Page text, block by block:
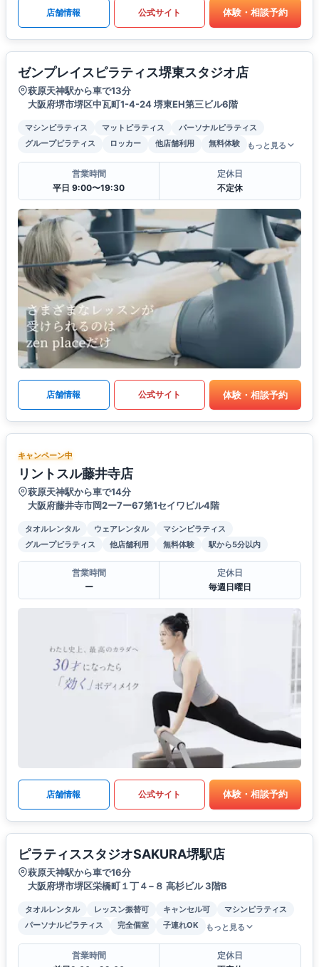
店舗情報 公式サイト 体験・相談予約
ゼンプレイスピラティス堺東スタジオ店
萩原天神駅から車で13分
大阪府堺市堺区中瓦町1-4-24 堺東EH第三ビル6階
マシンピラティス マットピラティス
パーソナルピラティス
グループピラティス
ロッカー 他店舗利用 無料体験 もっと見る
営業時間
平日 9:00〜19:30
定休日
不定休
店舗情報 公式サイト 体験・相談予約
キャンペーン中
リントスル藤井寺店
萩原天神駅から車で14分
大阪府藤井寺市岡2ー7ー67第1セイワビル4階
タオルレンタル ウェアレンタル
マシンピラティス
グループピラティス
他店舗利用 無料体験 駅から5分以内
営業時間
ー
定休日
毎週日曜日
店舗情報 公式サイト 体験・相談予約
ピラティススタジオSAKURA堺駅店
萩原天神駅から車で16分
大阪府堺市堺区栄橋町１丁４−８ 高杉ビル 3階B
タオルレンタル レッスン振替可 キャンセル可
マシンピラティス
パーソナルピラティス
完全個室 子連れOK もっと見る
営業時間
定休日